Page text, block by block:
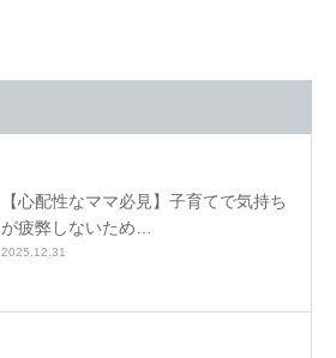
【心配性なママ必見】子育てで気持ち
が疲弊しないため…
2025.12.31